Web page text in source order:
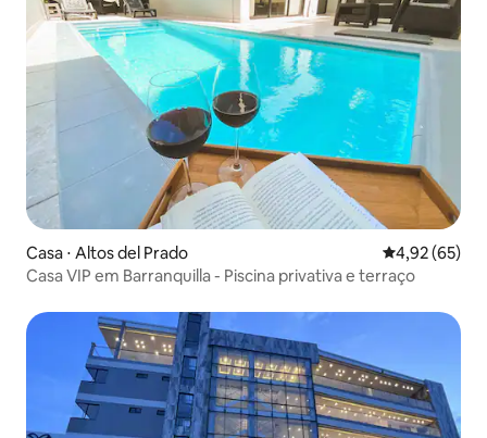
Casa ⋅ Altos del Prado 4,92 de uma
4,92 (65)
Casa VIP em Barranquilla - Piscina privativa e terraço